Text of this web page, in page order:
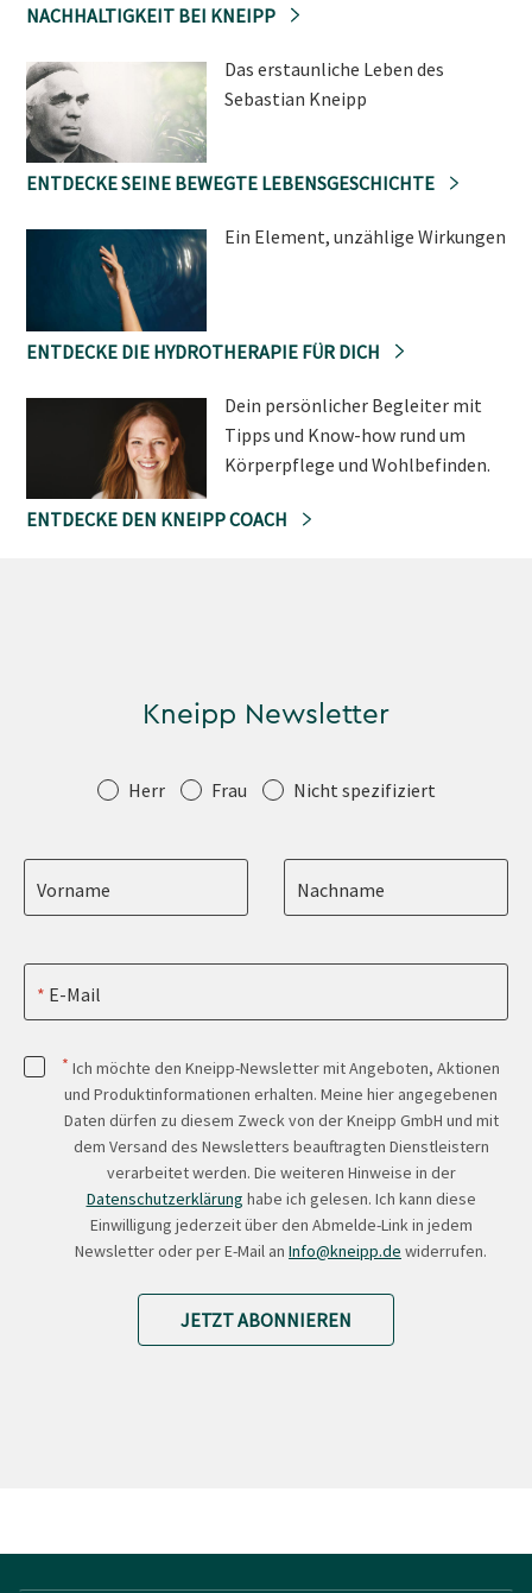
NACHHALTIGKEIT BEI KNEIPP
Das erstaunliche Leben des
Sebastian Kneipp
ENTDECKE SEINE BEWEGTE LEBENSGESCHICHTE
Ein Element, unzählige Wirkungen
ENTDECKE DIE HYDROTHERAPIE FÜR DICH
Dein persönlicher Begleiter mit
Tipps und Know-how rund um
Körperpflege und Wohlbefinden.
ENTDECKE DEN KNEIPP COACH
Kneipp Newsletter
Anrede Herr Frau Nicht spezifiziert
Vorname Nachname
E-Mail
* Ich möchte den Kneipp-Newsletter mit Angeboten, Aktionen
und Produktinformationen erhalten. Meine hier angegebenen
Daten dürfen zu diesem Zweck von der Kneipp GmbH und mit
dem Versand des Newsletters beauftragten Dienstleistern
verarbeitet werden. Die weiteren Hinweise in der
Datenschutzerklärung habe ich gelesen. Ich kann diese
Einwilligung jederzeit über den Abmelde-Link in jedem
Newsletter oder per E-Mail an Info@kneipp.de widerrufen.
JETZT ABONNIEREN